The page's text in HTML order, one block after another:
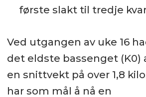
første slakt til tredje
Ved utgangen av uke 16
det eldste bassenget (K0)
en snittvekt på over 1,8
har som mål å nå en